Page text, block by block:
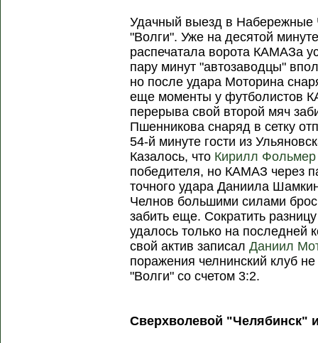
Удачный выезд в Набережные
"Волги". Уже на десятой
распечатала ворота КАМАЗа
пару минут "автозаводцы"
но после удара Моторина
еще моменты у футболистов
перерыва свой второй мяч
Пшенникова снаряд в сетку
54-й минуте гости из
Казалось, что Кирилл Фольмер
победителя, но КАМАЗ через
точного удара Даниила
Челнов большими силами
забить еще. Сократить
удалось только на последней
свой актив записалДаниил
поражения челнинский клуб
"Волги" со счетом 3:2.
Сверхволевой "Челябинск"